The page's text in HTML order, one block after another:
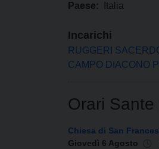
Paese:
Italia
Incarichi
RUGGERI
CAMPO DIACONO
Orari
Chiesa di San
Giovedì 6 Agosto